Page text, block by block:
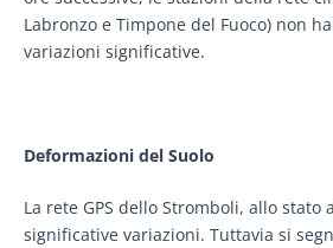
Labronzo e Timpone del Fuoco) non
variazioni significative.
Deformazioni del Suolo
La rete GPS dello Stromboli, allo stato
significative variazioni. Tuttavia si